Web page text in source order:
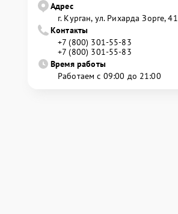
Адрес
г. Курган, ул. Рихарда Зорге, 41
Контакты
+7 (800) 301-55-83
+7 (800) 301-55-83
Время работы
Работаем с 09:00 до 21:00